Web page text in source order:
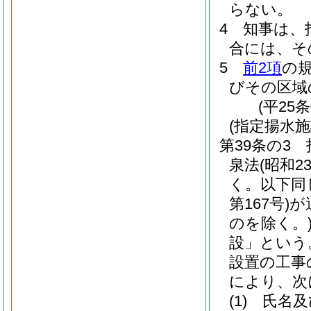
らない。
4
知事は、
合には、
5
前2項の
びその区
(平25
(指定揚水
第39条の3
泉法(昭和
く。以下同
第167号)が
のを除く。
設」という
設置の工
により、
(1)
氏名